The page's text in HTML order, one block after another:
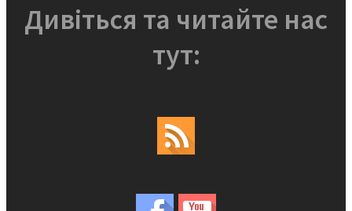
Дивіться та читайте нас
тут: